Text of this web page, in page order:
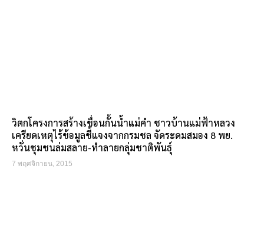
วิตกโครงการสร้างเขื่อนกั้นน้ำแม่คำ ชาวบ้านแม่ฟ้าหลวง
เครียดเหตุไร้ข้อมูลชี้แจงจากกรมชล จัดระดมสมอง 8 พย.
หวั่นชุมชนล่มสลาย-ทำลายกลุ่มชาติพันธุ์
7 พฤศจิกายน, 2015